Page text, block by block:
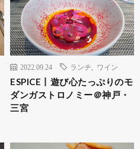
2022.09.24 ランチ ワイン
ESPICE丨遊び心たっぷりのモ
ダンガストロノミー＠神戸・
三宮